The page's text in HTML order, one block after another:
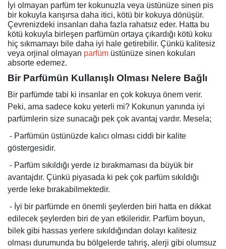
İyi olmayan parfüm ter kokunuzla veya üstünüze sinen pis
bir kokuyla karışırsa daha itici, kötü bir kokuya dönüşür.
Çevrenizdeki insanları daha fazla rahatsız eder. Hatta bu
kötü kokuyla birleşen parfümün ortaya çıkardığı kötü koku
hiç sıkmamayı bile daha iyi hale getirebilir. Çünkü kalitesiz
veya orjinal olmayan parfüm üstünüze sinen kokuları
absorte edemez.
Bir Parfümün Kullanışlı Olması Nelere Bağlı
Bir parfümde tabi ki insanlar en çok kokuya önem verir.
Peki, ama sadece koku yeterli mi? Kokunun yanında iyi
parfümlerin size sunacağı pek çok avantaj vardır. Mesela;
- Parfümün üstünüzde kalıcı olması ciddi bir kalite
göstergesidir.
- Parfüm sıkıldığı yerde iz bırakmaması da büyük bir
avantajdır. Çünkü piyasada ki pek çok parfüm sıkıldığı
yerde leke bırakabilmektedir.
- İyi bir parfümde en önemli şeylerden biri hatta en dikkat
edilecek şeylerden biri de yan etkileridir. Parfüm boyun,
bilek gibi hassas yerlere sıkıldığından dolayı kalitesiz
olması durumunda bu bölgelerde tahriş, alerji gibi olumsuz